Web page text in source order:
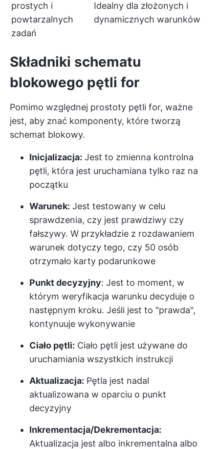
prostych i
powtarzalnych
zadań
Idealny dla złożonych i
dynamicznych warunków
Składniki schematu
blokowego pętli for
Pomimo względnej prostoty pętli for, ważne
jest, aby znać komponenty, które tworzą
schemat blokowy.
Inicjalizacja: Jest to zmienna kontrolna
pętli, która jest uruchamiana tylko raz na
początku
Warunek: Jest testowany w celu
sprawdzenia, czy jest prawdziwy czy
fałszywy. W przykładzie z rozdawaniem
warunek dotyczy tego, czy 50 osób
otrzymało karty podarunkowe
Punkt decyzyjny: Jest to moment, w
którym weryfikacja warunku decyduje o
następnym kroku. Jeśli jest to "prawda",
kontynuuje wykonywanie
Ciało pętli: Ciało pętli jest używane do
uruchamiania wszystkich instrukcji
Aktualizacja: Pętla jest nadal
aktualizowana w oparciu o punkt
decyzyjny
Inkrementacja/Dekrementacja:
Aktualizacja jest albo inkrementalna albo